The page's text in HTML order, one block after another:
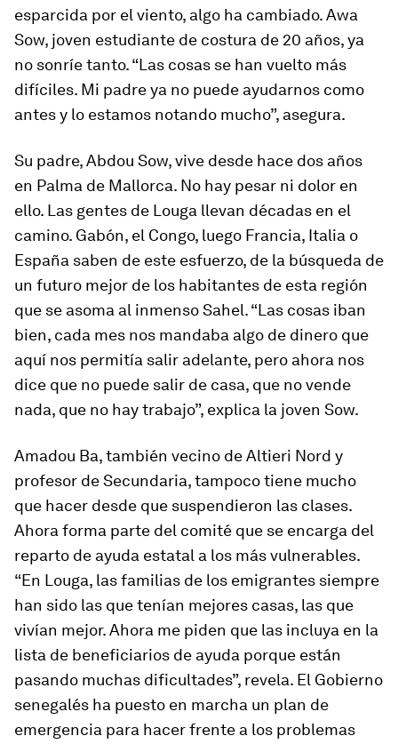
esparcida por el viento, algo ha cambiado. Awa
Sow, joven estudiante de costura de 20 años, ya
no sonríe tanto. “Las cosas se han vuelto más
difíciles. Mi padre ya no puede ayudarnos como
antes y lo estamos notando mucho”, asegura.
Su padre, Abdou Sow, vive desde hace dos años
en Palma de Mallorca. No hay pesar ni dolor en
ello. Las gentes de Louga llevan décadas en el
camino. Gabón, el Congo, luego Francia, Italia o
España saben de este esfuerzo, de la búsqueda de
un futuro mejor de los habitantes de esta región
que se asoma al inmenso Sahel. “Las cosas iban
bien, cada mes nos mandaba algo de dinero que
aquí nos permitía salir adelante, pero ahora nos
dice que no puede salir de casa, que no vende
nada, que no hay trabajo”, explica la joven Sow.
Amadou Ba, también vecino de Altieri Nord y
profesor de Secundaria, tampoco tiene mucho
que hacer desde que suspendieron las clases.
Ahora forma parte del comité que se encarga del
reparto de ayuda estatal a los más vulnerables.
“En Louga, las familias de los emigrantes siempre
han sido las que tenían mejores casas, las que
vivían mejor. Ahora me piden que las incluya en la
lista de beneficiarios de ayuda porque están
pasando muchas dificultades”, revela. El Gobierno
senegalés ha puesto en marcha un plan de
emergencia para hacer frente a los problemas